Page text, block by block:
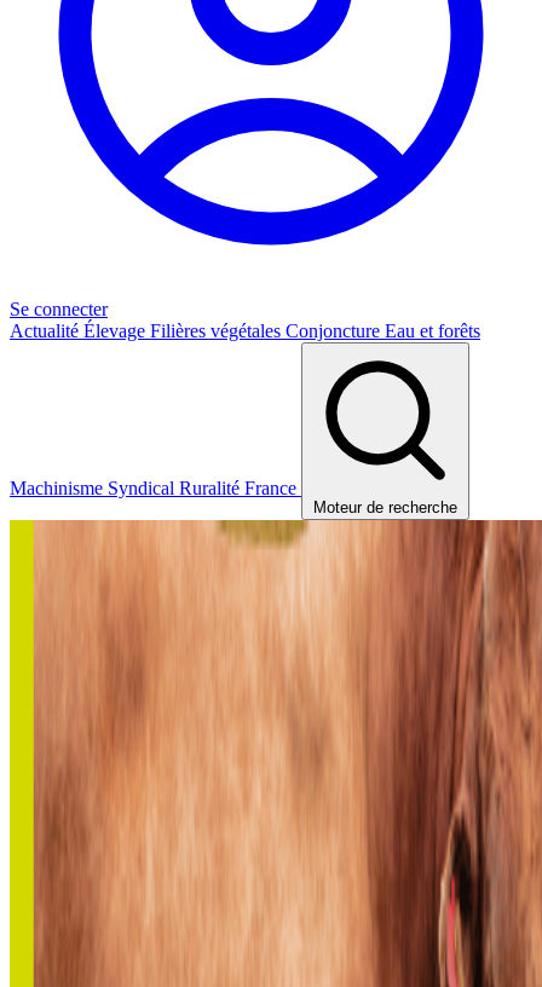
Se connecter
Actualité Élevage Filières végétales Conjoncture Eau et forêts
Machinisme Syndical Ruralité France
Moteur de recherche